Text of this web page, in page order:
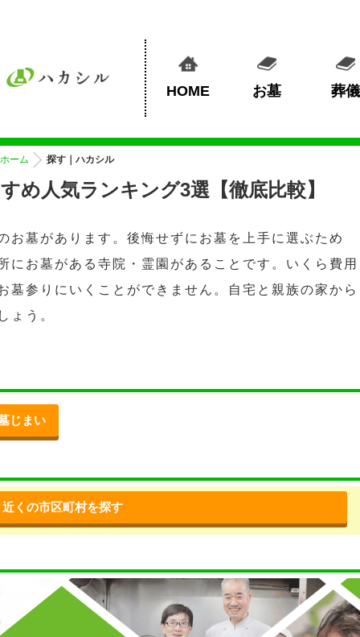
HOME お墓 葬儀
ホーム 探す｜ハカシル
め人気ランキング3選【徹底比較】
お墓があります。後悔せずにお墓を上手に選ぶため
にお墓がある寺院・霊園があることです。いくら費用
墓参りにいくことができません。自宅と親族の家から
ょう。
じまい
近くの市区町村を探す